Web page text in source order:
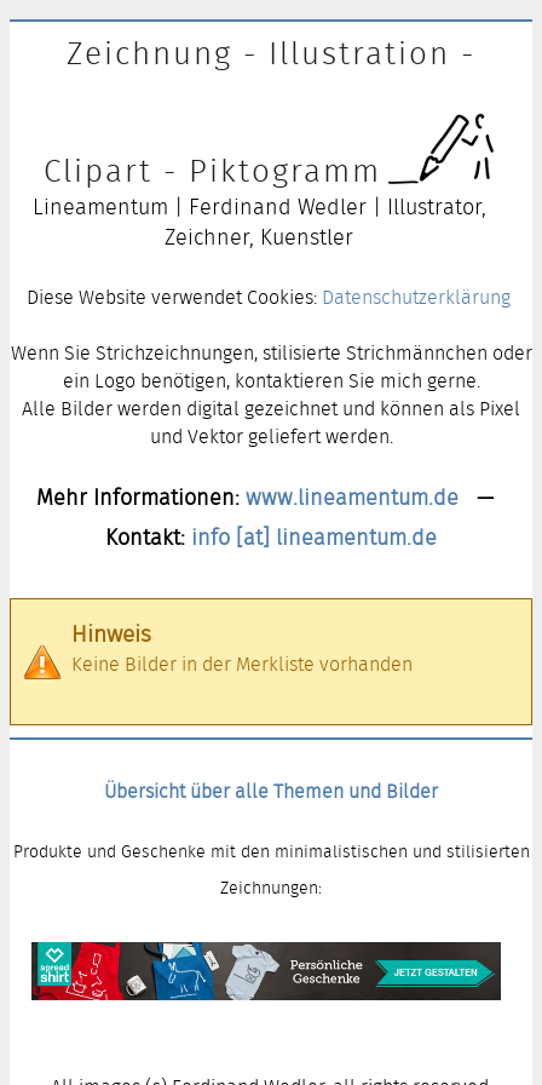
Zeichnung - Illustration -
Clipart - Piktogramm
Lineamentum | Ferdinand Wedler | Illustrator,
Zeichner, Kuenstler
Diese Website verwendet Cookies: Datenschutzerklärung
Wenn Sie Strichzeichnungen, stilisierte Strichmännchen oder
ein Logo benötigen, kontaktieren Sie mich gerne.
Alle Bilder werden digital gezeichnet und können als Pixel
und Vektor geliefert werden.
Mehr Informationen:www.lineamentum.de —
Kontakt: info [at] lineamentum.de
Hinweis
Keine Bilder in der Merkliste vorhanden
Übersicht über alle Themen und Bilder
Produkte und Geschenke mit den minimalistischen und stilisierten
Zeichnungen: